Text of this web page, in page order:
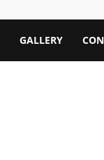
GALLERY